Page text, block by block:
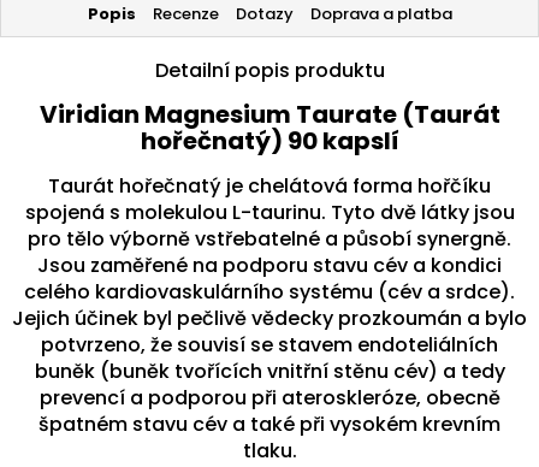
Popis Recenze Dotazy Doprava a platba
Detailní popis produktu
Viridian Magnesium Taurate (Taurát
hořečnatý) 90 kapslí
Taurát hořečnatý je chelátová forma hořčíku
spojená s molekulou L-taurinu. Tyto dvě látky jsou
pro tělo výborně vstřebatelné a působí synergně.
Jsou zaměřené na podporu stavu cév a kondici
celého kardiovaskulárního systému (cév a srdce).
Jejich účinek byl pečlivě vědecky prozkoumán a bylo
potvrzeno, že souvisí se stavem endoteliálních
buněk (buněk tvořících vnitřní stěnu cév) a tedy
prevencí a podporou při ateroskleróze, obecně
špatném stavu cév a také při vysokém krevním
tlaku.